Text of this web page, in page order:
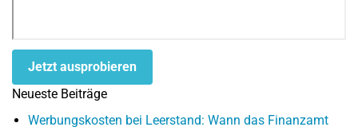
Jetzt ausprobieren
Neueste Beiträge
Werbungskosten bei Leerstand: Wann das Finanzamt